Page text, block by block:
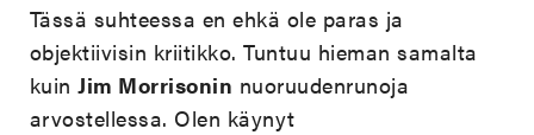
Tässä suhteessa en ehkä ole paras ja
objektiivisin kriitikko. Tuntuu hieman samalta
kuinJim Morrisonin nuoruudenrunoja
arvostellessa. Olen käynyt